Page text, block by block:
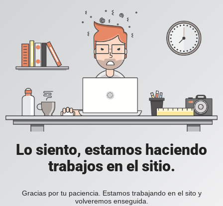
Lo siento, estamos haciendo
trabajos en el sitio.
Gracias por tu paciencia. Estamos trabajando en el sito y
volveremos enseguida.